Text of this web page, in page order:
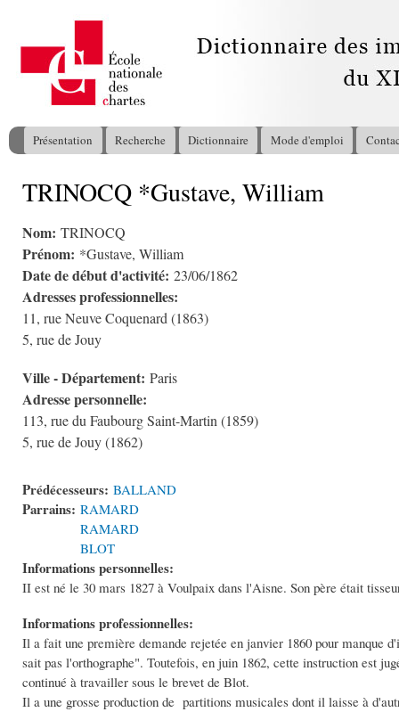
Menu principal
Présentation Recherche Dictionnaire Mode d'emploi
Vous êtes ici
TRINOCQ *Gustave, William
Nom: TRINOCQ
Prénom: *Gustave, William
Date de début d'activité: 23/06/1862
Adresses professionnelles:
11, rue Neuve Coquenard (1863)
5, rue de Jouy
Ville - Département: Paris
Adresse personnelle:
113, rue du Faubourg Saint-Martin (1859)
5, rue de Jouy (1862)
Prédécesseurs: BALLAND
Parrains: RAMARD
RAMARD
BLOT
Informations personnelles:
II est né le 30 mars 1827 à Voulpaix dans l'Aisne. Son père était
Informations professionnelles:
Il a fait une première demande rejetée en janvier 1860 pour
sait pas l'orthographe". Toutefois, en juin 1862, cette instruction est
continué à travailler sous le brevet de Blot.
Il a une grosse production de partitions musicales dont il laisse à